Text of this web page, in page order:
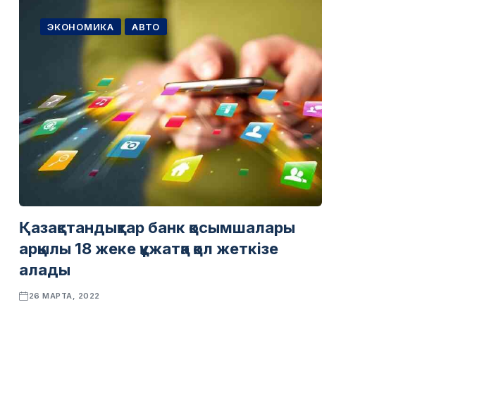
ЭКОНОМИКА АВТО
Қазақстандықтар банк қосымшалары
арқылы 18 жеке құжатқа қол жеткізе
алады
26 МАРТА, 2022